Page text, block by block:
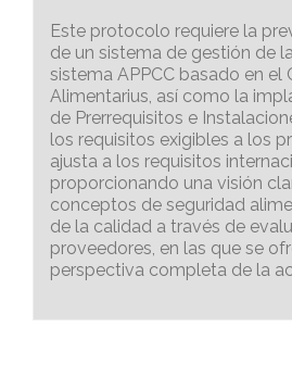
Este protocolo requiere la
de un sistema de gestión de
sistema APPCC basado en el
Alimentarius, así como la
de Prerrequisitos e
los requisitos exigibles a los
ajusta a los requisitos
proporcionando una visión
conceptos de seguridad
de la calidad a través de
proveedores, en las que se
perspectiva completa de la